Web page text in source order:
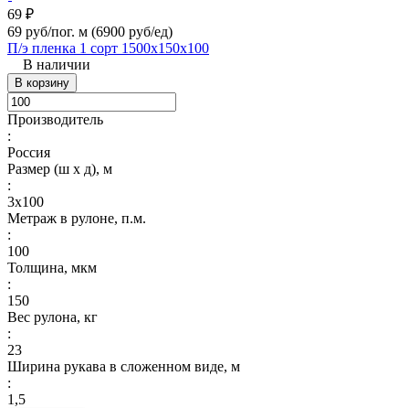
69 ₽
69 руб/пог. м (6900 руб/eд)
П/э пленка 1 сорт 1500х150х100
В наличии
В корзину
Производитель
:
Россия
Размер (ш х д), м
:
3х100
Метраж в рулоне, п.м.
:
100
Толщина, мкм
:
150
Вес рулона, кг
:
23
Ширина рукава в сложенном виде, м
:
1,5